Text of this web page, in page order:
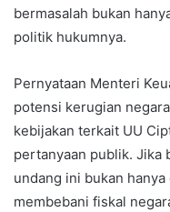
bermasalah bukan
politik hukumnya.
Pernyataan Menteri
potensi kerugian
kebijakan terkait UU
pertanyaan publik. Jika
undang ini bukan
membebani fiskal